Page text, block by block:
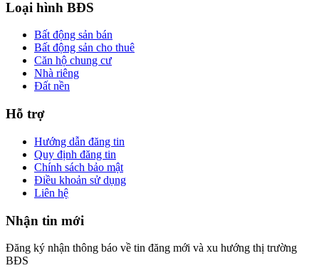
Loại hình BĐS
Bất động sản bán
Bất động sản cho thuê
Căn hộ chung cư
Nhà riêng
Đất nền
Hỗ trợ
Hướng dẫn đăng tin
Quy định đăng tin
Chính sách bảo mật
Điều khoản sử dụng
Liên hệ
Nhận tin mới
Đăng ký nhận thông báo về tin đăng mới và xu hướng thị trường
BĐS